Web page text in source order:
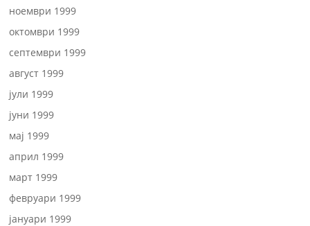
ноември 1999
октомври 1999
септември 1999
август 1999
јули 1999
јуни 1999
мај 1999
април 1999
март 1999
февруари 1999
јануари 1999